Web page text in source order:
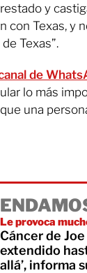
y
con Texas, y
Texas”.
de
lo más
una
Le provoca
Cáncer de
extendido
allá’, informa